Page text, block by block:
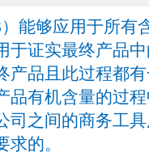
能够应用于所有
于证实最终产品
产品且此过程都
品有机含量的过
司之间的商务工
的。